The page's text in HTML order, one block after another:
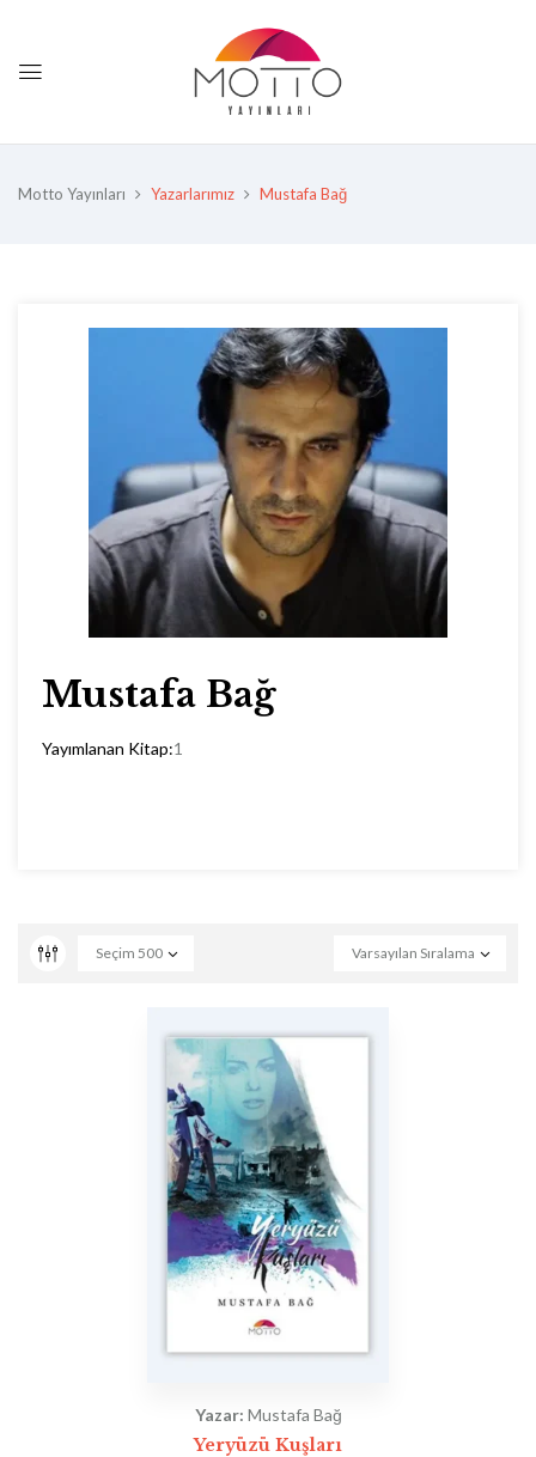
Motto Yayınları Yazarlarımız Mustafa Bağ
Mustafa Bağ
Yayımlanan Kitap:1
Varsayılan Sıralama
Seçim 500
Yazar: Mustafa Bağ
Yeryüzü Kuşları